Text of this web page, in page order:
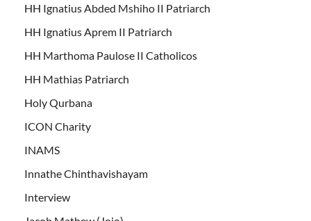
HH Ignatius Abded Mshiho II Patriarch
HH Ignatius Aprem II Patriarch
HH Marthoma Paulose II Catholicos
HH Mathias Patriarch
Holy Qurbana
ICON Charity
INAMS
Innathe Chinthavishayam
Interview